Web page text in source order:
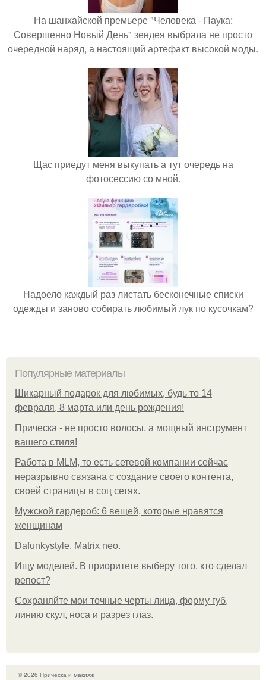
На шанхайской премьере "Человека - Паука:
Совершенно Новый День" зендея выбрала не просто
очередной наряд, а настоящий артефакт высокой моды.
Щас приедут меня выкупать а тут очередь на
фотосессию со мной.
Надоело каждый раз листать бесконечные списки
одежды и заново собирать любимый лук по кусочкам?
Популярные материалы
Шикарный подарок для любимых, будь то 14
февраля, 8 марта или день рождения!
Прическа - не просто волосы, а мощный инструмент
вашего стиля!
Работа в MLM, то есть сетевой компании сейчас
неразрывно связана с создание своего контента,
своей страницы в соц сетях.
Мужской гардероб: 6 вещей, которые нравятся
женщинам
Dafunkystyle. Matrix neo.
Ищу моделей. В приоритете выберу того, кто сделал
репост?
Сохраняйте мои точные черты лица, форму губ,
линию скул, носа и разрез глаз.
© 2026 Прическа и макияж